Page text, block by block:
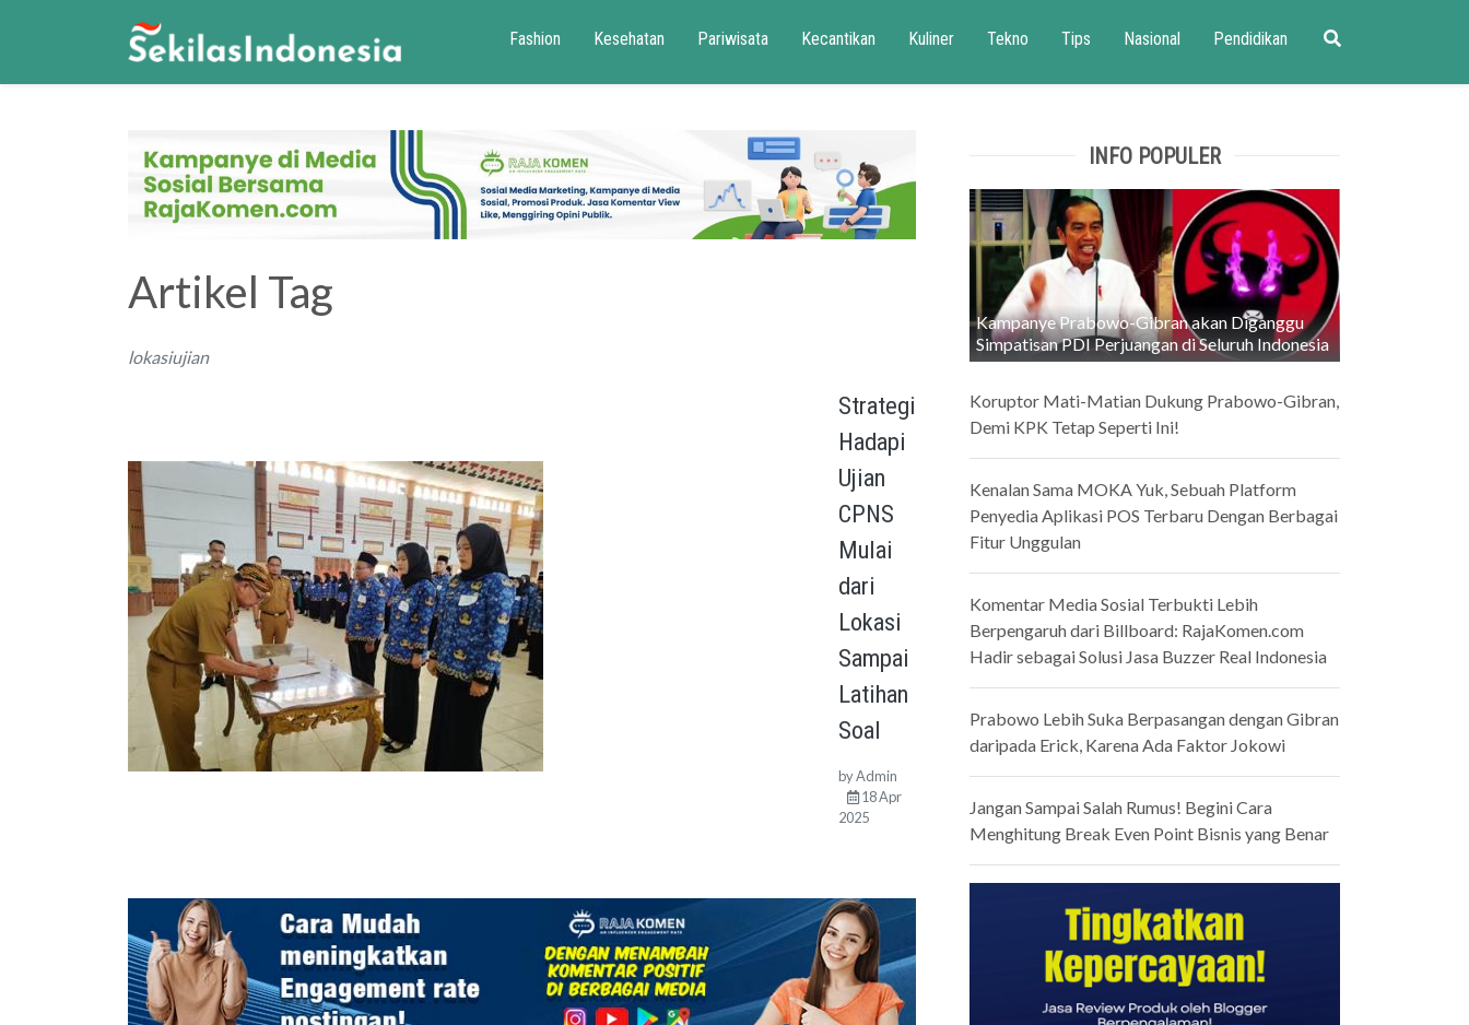
Fashion Kesehatan Pariwisata Kecantikan Kuliner Tekno Tips Nasional Pendidikan
Artikel Tag
lokasiujian
Strategi
Hadapi
Ujian
CPNS
Mulai
dari
Lokasi
Sampai
Latihan
Soal
byAdmin
18 Apr
2025
INFO POPULER
Kampanye Prabowo-Gibran akan Diganggu
Simpatisan PDI Perjuangan di Seluruh Indonesia
Koruptor Mati-Matian Dukung Prabowo-Gibran,
Demi KPK Tetap Seperti Ini!
Kenalan Sama MOKA Yuk, Sebuah Platform
Penyedia Aplikasi POS Terbaru Dengan Berbagai
Fitur Unggulan
Komentar Media Sosial Terbukti Lebih
Berpengaruh dari Billboard: RajaKomen.com
Hadir sebagai Solusi Jasa Buzzer Real Indonesia
Prabowo Lebih Suka Berpasangan dengan Gibran
daripada Erick, Karena Ada Faktor Jokowi
Jangan Sampai Salah Rumus! Begini Cara
Menghitung Break Even Point Bisnis yang Benar